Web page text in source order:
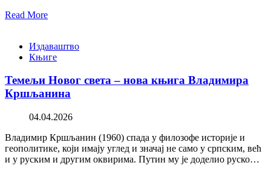
Read More
Издаваштво
Књиге
Темељи Новог света – нова књига Владимира
Кршљанина
04.04.2026
Владимир Кршљанин (1960) спада у филозофе историје и
геополитике, који имају углед и значај не само у српским, већ
и у руским и другим оквирима. Путин му је доделио руско…